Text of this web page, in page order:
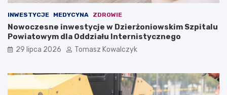
INWESTYCJE MEDYCYNA ZDROWIE
Nowoczesne inwestycje w Dzierżoniowskim Szpitalu
Powiatowym dla Oddziału Internistycznego
29 lipca 2026 Tomasz Kowalczyk